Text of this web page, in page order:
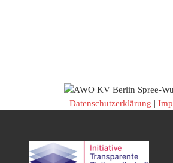
Datenschutzerklärung |